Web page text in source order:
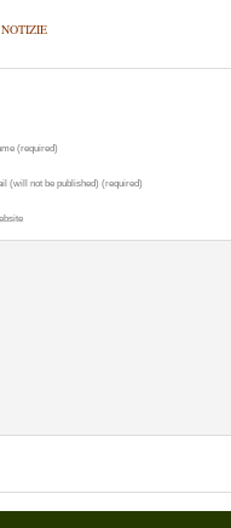
NOTIZIE
(required)
(will not be published) (required)